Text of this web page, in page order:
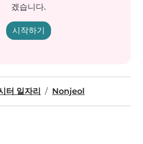
겠습니다.
시작하기
터 일자리 Nonjeol